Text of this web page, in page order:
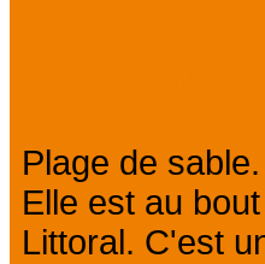
Plage de sable.
Elle est au
Littoral. C'est